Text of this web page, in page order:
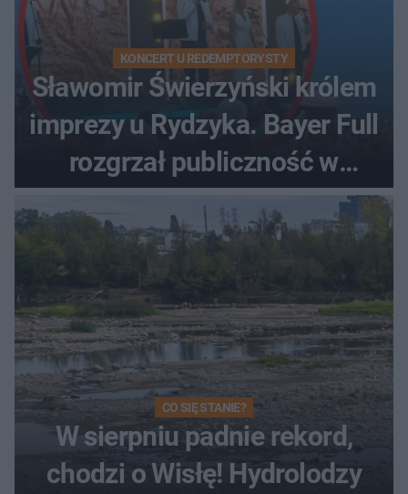
KONCERT U REDEMPTORYSTY
Sławomir Świerzyński królem
imprezy u Rydzyka. Bayer Full
rozgrzał publiczność w
Toruniu
CO SIĘ STANIE?
W sierpniu padnie rekord,
chodzi o Wisłę! Hydrolodzy